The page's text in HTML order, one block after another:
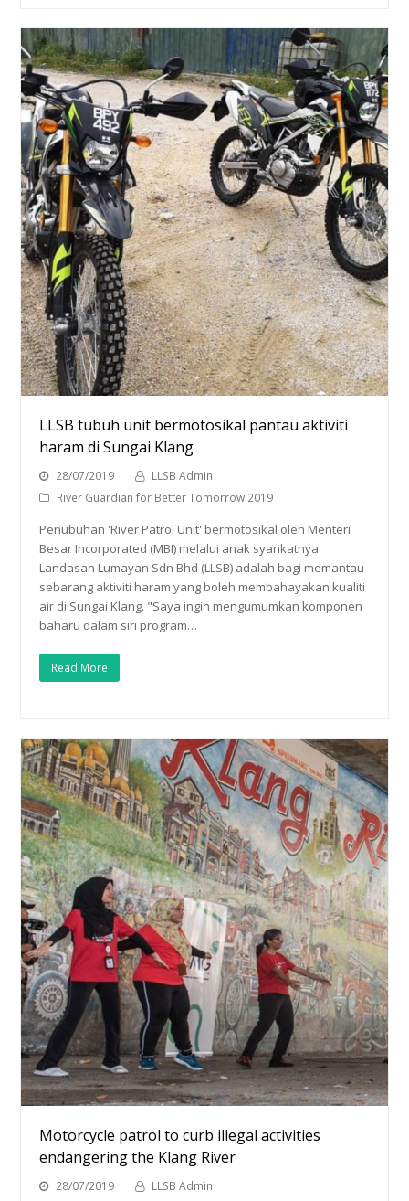
LLSB tubuh unit bermotosikal pantau aktiviti
haram di Sungai Klang
28/07/2019
LLSB Admin
River Guardian for Better Tomorrow 2019
Penubuhan 'River Patrol Unit' bermotosikal oleh Menteri
Besar Incorporated (MBI) melalui anak syarikatnya
Landasan Lumayan Sdn Bhd (LLSB) adalah bagi memantau
sebarang aktiviti haram yang boleh membahayakan kualiti
air di Sungai Klang. "Saya ingin mengumumkan komponen
baharu dalam siri program…
Read More
Motorcycle patrol to curb illegal activities
endangering the Klang River
28/07/2019
LLSB Admin